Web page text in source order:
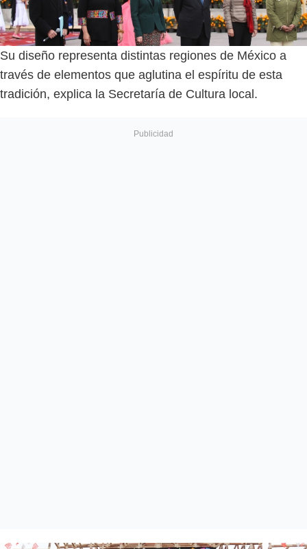
Su diseño representa distintas regiones de México a
través de elementos que aglutina el espíritu de esta
tradición, explica la Secretaría de Cultura local.